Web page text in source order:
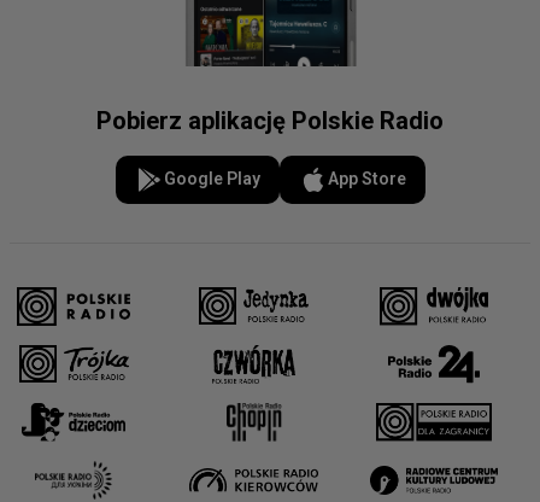
Pobierz aplikację Polskie Radio
Google Play App Store